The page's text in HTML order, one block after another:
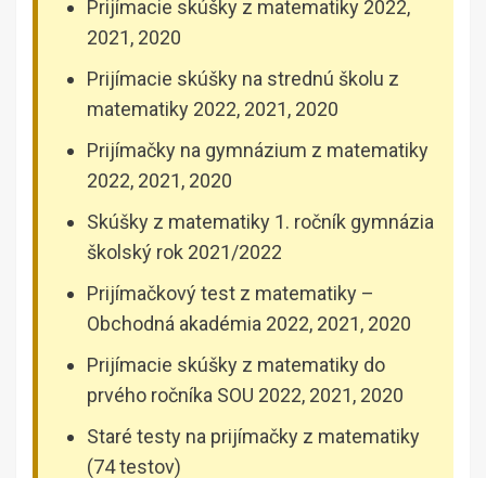
Prijímacie skúšky z matematiky 2022,
2021, 2020
Prijímacie skúšky na strednú školu z
matematiky 2022, 2021, 2020
Prijímačky na gymnázium z matematiky
2022, 2021, 2020
Skúšky z matematiky 1. ročník gymnázia
školský rok 2021/2022
Prijímačkový test z matematiky –
Obchodná akadémia 2022, 2021, 2020
Prijímacie skúšky z matematiky do
prvého ročníka SOU 2022, 2021, 2020
Staré testy na prijímačky z matematiky
(74 testov)